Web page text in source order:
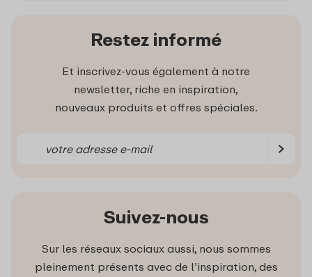
Restez informé
Et inscrivez-vous également à notre
newsletter, riche en inspiration,
nouveaux produits et offres spéciales.
Suivez-nous
Sur les réseaux sociaux aussi, nous sommes
pleinement présents avec de l’inspiration, des